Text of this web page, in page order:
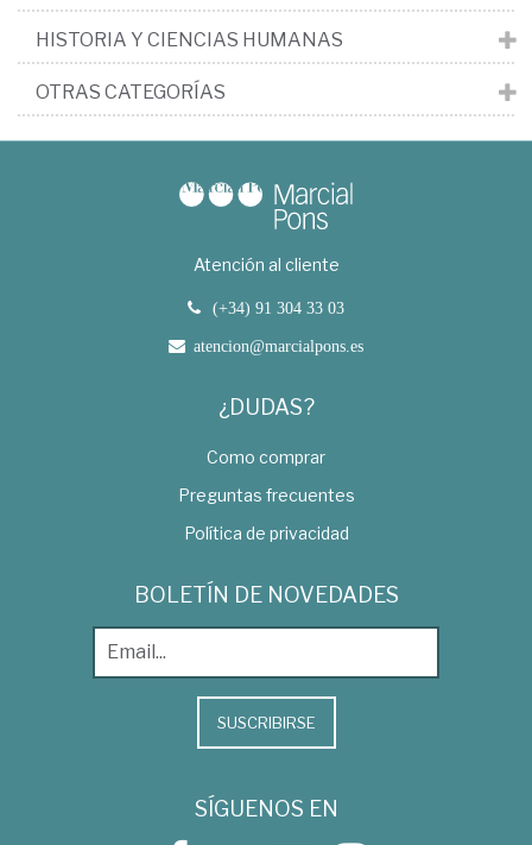
HISTORIA Y CIENCIAS HUMANAS
OTRAS CATEGORÍAS
Atención al cliente
(+34) 91 304 33 03
atencion@marcialpons.es
¿DUDAS?
Como comprar
Preguntas frecuentes
Política de privacidad
BOLETÍN DE NOVEDADES
SUSCRIBIRSE
SÍGUENOS EN